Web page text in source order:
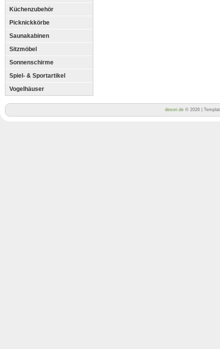
Küchenzubehör
Picknickkörbe
Saunakabinen
Sitzmöbel
Sonnenschirme
Spiel- & Sportartikel
Vogelhäuser
desori.de © 2026 |